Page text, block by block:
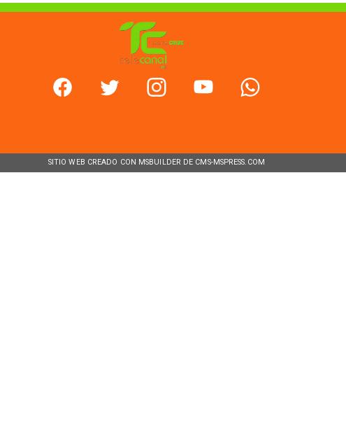
SITIO WEB CREADO CON MSBUILDER DE CMS-MSPRESS.COM